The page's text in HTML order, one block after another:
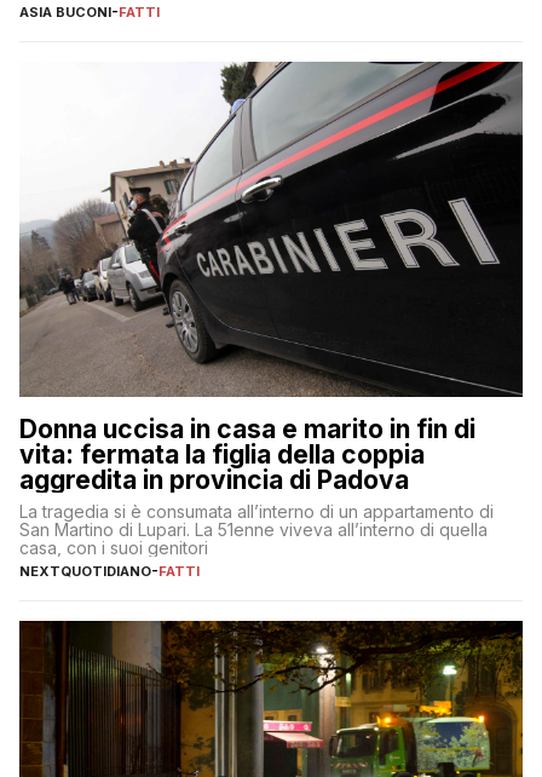
ASIA BUCONI-FATTI
Donna uccisa in casa e marito in fin di
vita: fermata la figlia della coppia
aggredita in provincia di Padova
La tragedia si è consumata all’interno di un appartamento di
San Martino di Lupari. La 51enne viveva all’interno di quella
casa, con i suoi genitori
NEXTQUOTIDIANO-FATTI